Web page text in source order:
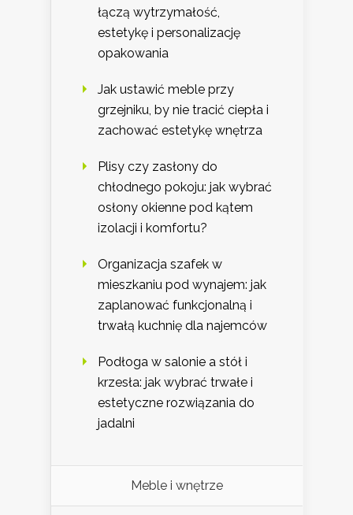
łączą wytrzymałość,
estetykę i personalizację
opakowania
Jak ustawić meble przy
grzejniku, by nie tracić ciepła i
zachować estetykę wnętrza
Plisy czy zasłony do
chłodnego pokoju: jak wybrać
osłony okienne pod kątem
izolacji i komfortu?
Organizacja szafek w
mieszkaniu pod wynajem: jak
zaplanować funkcjonalną i
trwałą kuchnię dla najemców
Podłoga w salonie a stół i
krzesła: jak wybrać trwałe i
estetyczne rozwiązania do
jadalni
Meble i wnętrze